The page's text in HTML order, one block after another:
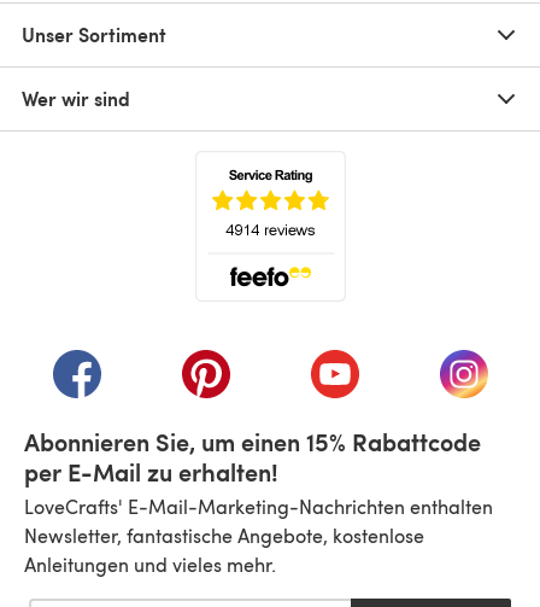
Unser Sortiment
Wer wir sind
(öffnet sich in einem neuen Tab)
(öffnet sich in einem neuen Tab)
(öffnet sich in einem
(öffnet
Abonnieren Sie, um einen 15% Rabattcode
per E-Mail zu erhalten!
LoveCrafts' E-Mail-Marketing-Nachrichten enthalten
Newsletter, fantastische Angebote, kostenlose
Anleitungen und vieles mehr.